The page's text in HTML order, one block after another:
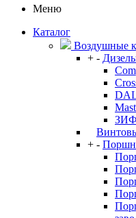
Меню
Каталог
Воздушные
+ -
ЗИФ
+ -